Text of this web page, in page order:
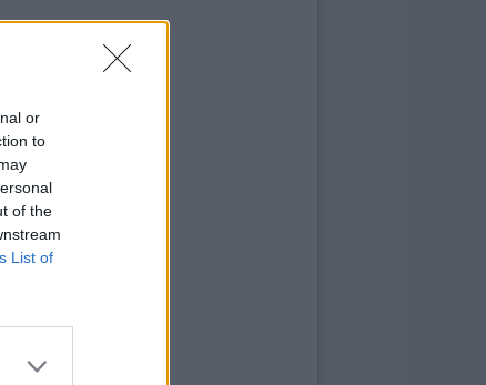
or
to
of the
List of